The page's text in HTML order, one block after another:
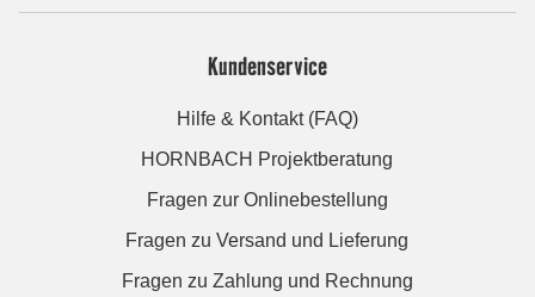
Kundenservice
Hilfe & Kontakt (FAQ)
HORNBACH Projektberatung
Fragen zur Onlinebestellung
Fragen zu Versand und Lieferung
Fragen zu Zahlung und Rechnung